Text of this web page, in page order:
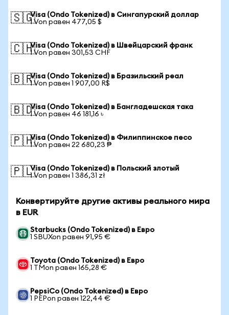
🇸🇬Visa (Ondo Tokenized) в Сингапурский доллар
1 Von равен 477,05 $
🇨🇭Visa (Ondo Tokenized) в Швейцарский франк
1 Von равен 301,53 CHF
🇧🇷Visa (Ondo Tokenized) в Бразильский реал
1 Von равен 1 907,00 R$
🇧🇩Visa (Ondo Tokenized) в Бангладешская така
1 Von равен 46 181,16 ৳
🇵🇭Visa (Ondo Tokenized) в Филиппинское песо
1 Von равен 22 680,23 ₱
🇵🇱Visa (Ondo Tokenized) в Польский злотый
1 Von равен 1 386,31 zł
Конвертируйте другие активы реального мира
в EUR
Starbucks (Ondo Tokenized) в Евро
1 SBUXon равен 91,95 €
Toyota (Ondo Tokenized) в Евро
1 TMon равен 165,28 €
PepsiCo (Ondo Tokenized) в Евро
1 PEPon равен 122,44 €